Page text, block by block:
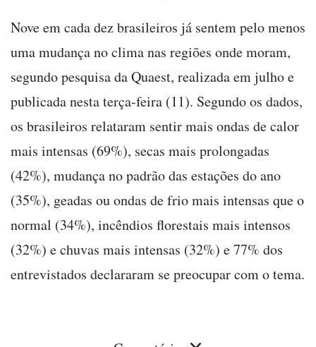
Nove em cada dez brasileiros já sentem pelo menos
uma mudança no clima nas regiões onde moram,
segundo pesquisa da Quaest, realizada em julho e
publicada nesta terça-feira (11). Segundo os dados,
os brasileiros relataram sentir mais ondas de calor
mais intensas (69%), secas mais prolongadas
(42%), mudança no padrão das estações do ano
(35%), geadas ou ondas de frio mais intensas que o
normal (34%), incêndios florestais mais intensos
(32%) e chuvas mais intensas (32%) e 77% dos
entrevistados declararam se preocupar com o tema.